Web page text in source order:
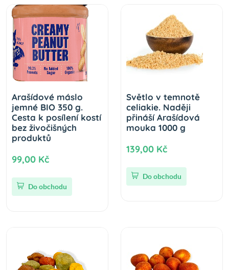
Arašídové máslo
jemné BIO 350 g.
Cesta k posílení kostí
bez živočišných
produktů
99,00 Kč
Do obchodu
Světlo v temnotě
celiakie. Naději
přináší Arašídová
mouka 1000 g
139,00 Kč
Do obchodu